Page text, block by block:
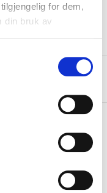
for dem,
din bruk av